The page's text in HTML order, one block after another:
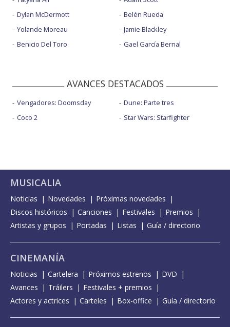
Dylan McDermott
Yolande Moreau
Benicio Del Toro
Belén Rueda
Jamie Blackley
Gael García Bernal
AVANCES DESTACADOS
Vengadores: Doomsday
Coco 2
Dune: Parte tres
Star Wars: Starfighter
MUSICALIA
Noticias Novedades
Próximas novedades
Discos históricos
Canciones Festivales
Premios
Artistas y grupos
Portadas Listas Guía / directorio
CINEMANÍA
Noticias Cartelera Próximos estrenos
DVD
Avances
Tráilers
Festivales + premios
Actores y actrices
Carteles Box-office Guía / directorio